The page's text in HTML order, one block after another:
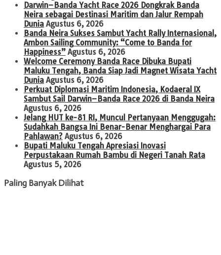
Darwin–Banda Yacht Race 2026 Dongkrak Banda
Neira sebagai Destinasi Maritim dan Jalur Rempah
Dunia Agustus 6, 2026
Banda Neira Sukses Sambut Yacht Rally Internasional,
Ambon Sailing Community: “Come to Banda for
Happiness” Agustus 6, 2026
Welcome Ceremony Banda Race Dibuka Bupati
Maluku Tengah, Banda Siap Jadi Magnet Wisata Yacht
Dunia Agustus 6, 2026
Perkuat Diplomasi Maritim Indonesia, Kodaeral IX
Sambut Sail Darwin–Banda Race 2026 di Banda Neira
Agustus 6, 2026
Jelang HUT ke-81 RI, Muncul Pertanyaan Menggugah:
Sudahkah Bangsa Ini Benar-Benar Menghargai Para
Pahlawan? Agustus 6, 2026
Bupati Maluku Tengah Apresiasi Inovasi
Perpustakaan Rumah Bambu di Negeri Tanah Rata
Agustus 5, 2026
Paling Banyak Dilihat